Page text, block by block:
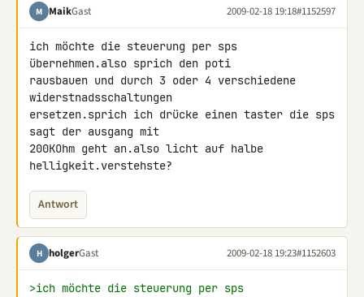
M MaikGast 2009-02-18 19:18#1152597
ich möchte die steuerung per sps
übernehmen.also sprich den poti
rausbauen und durch 3 oder 4 verschiedene
widerstnadsschaltungen
ersetzen.sprich ich drücke einen taster die sps
sagt der ausgang mit
200KOhm geht an.also licht auf halbe
helligkeit.verstehste?
Antwort
H holgerGast 2009-02-18 19:23#1152603
>ich möchte die steuerung per sps